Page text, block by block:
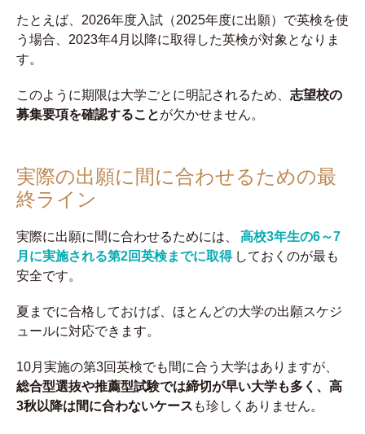
たとえば、2026年度入試（2025年度に出願）で英検を使
う場合、2023年4月以降に取得した英検が対象となりま
す。
このように期限は大学ごとに明記されるため、 志望校の
募集要項を確認することが欠かせません。
実際の出願に間に合わせるための最
終ライン
実際に出願に間に合わせるためには、
高校3年生の6～7
月に実施される第2回英検までに取得 しておくのが最も
安全です。
夏までに合格しておけば、ほとんどの大学の出願スケジ
ュールに対応できます。
10月実施の第3回英検でも間に合う大学はありますが、
総合型選抜や推薦型試験では締切が早い大学も多く、高
3秋以降は間に合わないケース も珍しくありません。